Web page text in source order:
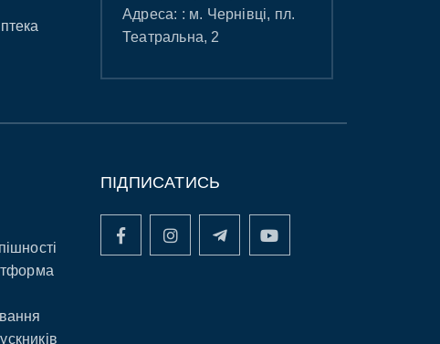
Адреса: : м. Чернівці, пл.
Театральна, 2
ПІДПИСАТИСЬ